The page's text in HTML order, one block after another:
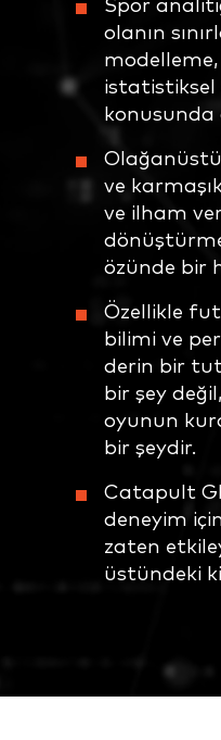
Spor
olanın
istatistiksel
konusunda
ve
ve ilham
özünde bir
Özellikle
bilimi ve
derin bir
bir şey
oyunun
bir şeydir.
Catapult
deneyim
zaten
üstündeki